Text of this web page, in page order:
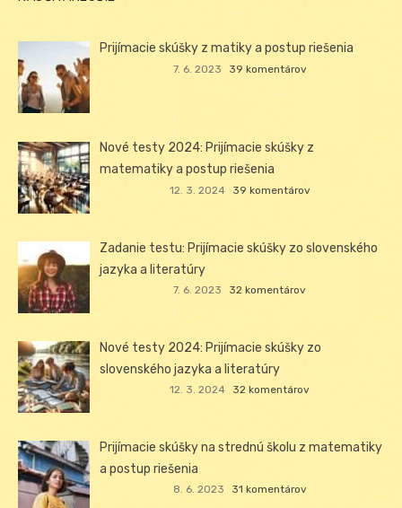
Prijímacie skúšky z matiky a postup riešenia
7. 6. 2023 39 komentárov
Nové testy 2024: Prijímacie skúšky z
matematiky a postup riešenia
12. 3. 2024 39 komentárov
Zadanie testu: Prijímacie skúšky zo slovenského
jazyka a literatúry
7. 6. 2023 32 komentárov
Nové testy 2024: Prijímacie skúšky zo
slovenského jazyka a literatúry
12. 3. 2024 32 komentárov
Prijímacie skúšky na strednú školu z matematiky
a postup riešenia
8. 6. 2023 31 komentárov